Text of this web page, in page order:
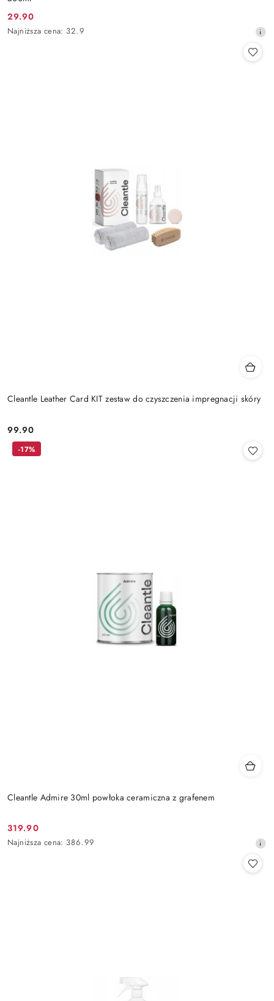
Cena
promocyjna:
29.90
Najniższa
Najniższa cena: 32.9
Cleantle Leather Card KIT zestaw do czyszczenia impregnacji skóry
Cena:
99.90
Cleantle Admire 30ml powłoka ceramiczna z grafenem
Cena
promocyjna:
319.90
Najniższa
Najniższa cena: 386.99
-17%